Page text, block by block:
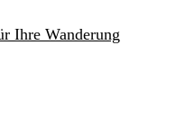
Ihre Wanderung